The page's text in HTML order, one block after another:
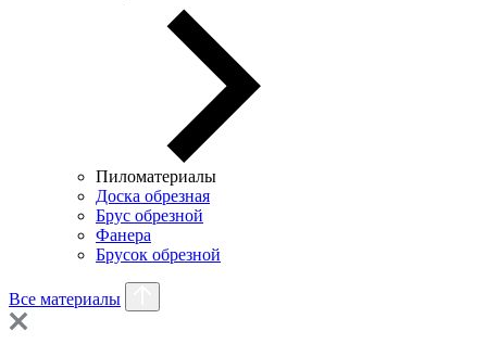
Пиломатериалы
Доска обрезная
Брус обрезной
Фанера
Брусок обрезной
Все материалы